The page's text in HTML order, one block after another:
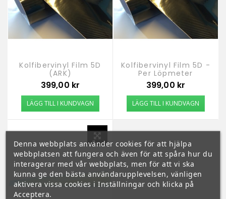
Kolfibervinyl Film 5D
(ARK)
Pris
399,00 kr
LÄGG TILL I KUNDVAGN
Kolfibervinyl Film 5D -
Per Löpmeter
Pris
399,00 kr
LÄGG TILL I KUNDVAGN
Denna webbplats använder cookies för att hjälpa
webbplatsen att fungera och även för att spåra hur du
interagerar med vår webbplats, men för att vi ska
kunna ge den bästa användarupplevelsen, vänligen
aktivera vissa cookies i Inställningar och klicka på
Acceptera.